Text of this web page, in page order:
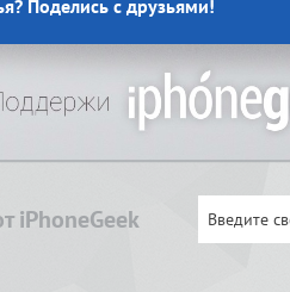
Поделись с друзьями!
iPhoneGeek